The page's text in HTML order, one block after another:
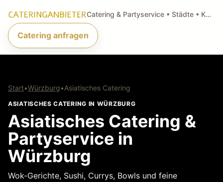
Catering & Partyservice • Städte • Küchenarten • Anfragen
Catering anfragen
Start•Würzburg•Asiatisches Catering
ASIATISCHES CATERING IN WÜRZBURG
Asiatisches Catering &
Partyservice in
Würzburg
Wok-Gerichte, Sushi, Currys, Bowls und feine